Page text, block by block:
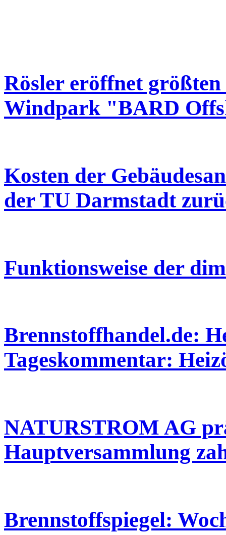
Rösler eröffnet
Windpark "BARD
Kosten der
der TU Darmstadt
Funktionsweise der
Brennstoffhandel.de:
Tageskommentar:
NATURSTROM AG
Hauptversammlung
Brennstoffspiegel: